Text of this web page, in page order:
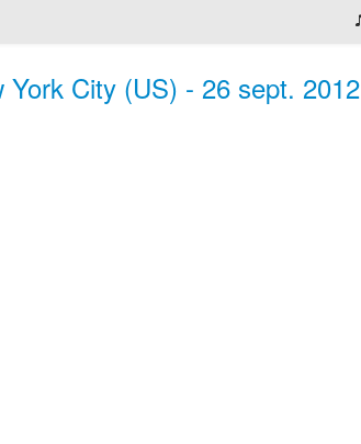
City (US) - 26 sept. 2012